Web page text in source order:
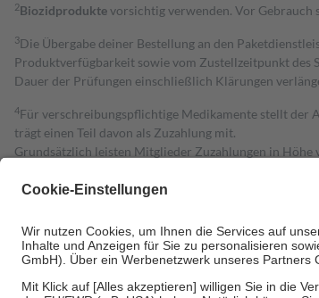
2Biozidproduktevorsichtig verwenden. Vor
3Die Übergabe deiner Bestellung an den
Produktverfügbarkeit sowie vom Zustellzeitpunkt des
Dauer der Prüfungen einschließlich Klärungen
4Für verschreibungspflichtige Medikamente stellt der
trägt einen Teil davon als Zuzahlung mit.
Grundsätzlich leisten Mitglieder Zuzahlungen in Höhe
Diese Regeln gelten grundsätzlich auch für Online-
Um das Engagement der Versicherten für ihre
• Kindern und Jugendlichen bis zum vollendeten 18.
• Untersuchungen zur Vorsorge und Früherkennung,
• empfohlenen Schutzimpfungen